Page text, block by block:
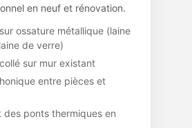
en neuf et rénovation.
ossature métallique (laine
de verre)
sur mur existant
entre pièces et
des ponts thermiques en